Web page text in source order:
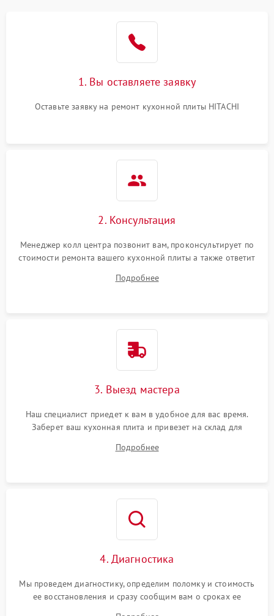
1. Вы оставляете заявку
Оставьте заявку на ремонт кухонной плиты HITACHI
2. Консультация
Менеджер колл центра позвонит вам, проконсультирует по
стоимости ремонта вашего кухонной плиты а также ответит
Подробнее
3. Выезд мастера
Наш специалист приедет к вам в удобное для вас время.
Заберет ваш кухонная плита и привезет на склад для
Подробнее
4. Диагностика
Мы проведем диагностику, определим поломку и стоимость
ее восстановления и сразу сообщим вам о сроках ее